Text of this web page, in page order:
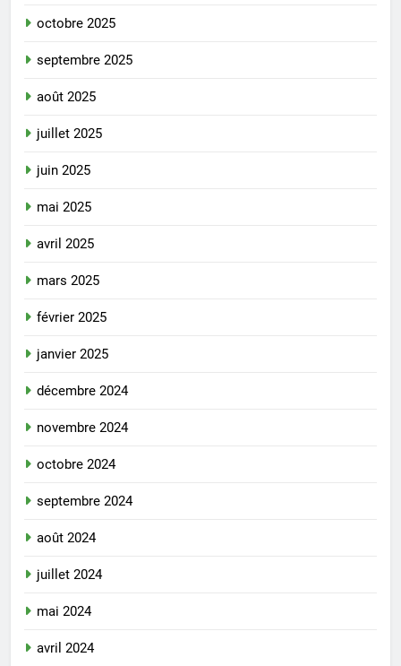
octobre 2025
septembre 2025
août 2025
juillet 2025
juin 2025
mai 2025
avril 2025
mars 2025
février 2025
janvier 2025
décembre 2024
novembre 2024
octobre 2024
septembre 2024
août 2024
juillet 2024
mai 2024
avril 2024